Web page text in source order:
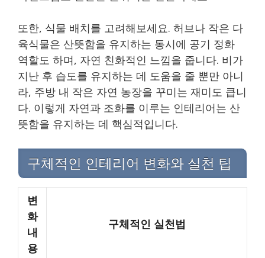
또한, 식물 배치를 고려해보세요. 허브나 작은 다
육식물은 산뜻함을 유지하는 동시에 공기 정화
역할도 하며, 자연 친화적인 느낌을 줍니다. 비가
지난 후 습도를 유지하는 데 도움을 줄 뿐만 아니
라, 주방 내 작은 자연 농장을 꾸미는 재미도 큽니
다. 이렇게 자연과 조화를 이루는 인테리어는 산
뜻함을 유지하는 데 핵심적입니다.
구체적인 인테리어 변화와 실천 팁
변
화
내
용
구체적인 실천법